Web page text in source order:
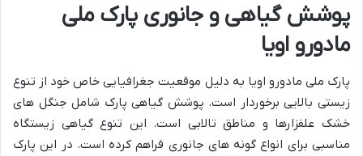
پوشش گیاهی و جانوری پارک ملی
مادورو اویا
پارک ملی مادورو اویا به دلیل موقعیت جغرافیایی خاص خود از تنوع
زیستی بالایی برخوردار است. پوشش گیاهی پارک شامل جنگل های
خشک علفزارها و مناطق تالابی است. این تنوع گیاهی زیستگاه
مناسبی برای انواع گونه های جانوری فراهم کرده است. در این پارک